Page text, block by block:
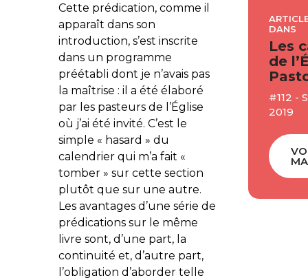
Cette prédication, comme il
apparaît dans son
introduction, s’est inscrite
dans un programme
préétabli dont je n’avais pas
la maîtrise : il a été élaboré
par les pasteurs de l’Église
où j’ai été invité. C’est le
simple « hasard » du
calendrier qui m’a fait «
tomber » sur cette section
plutôt que sur une autre.
Les avantages d’une série de
prédications sur le même
livre sont, d’une part, la
continuité et, d’autre part,
l’obligation d’aborder telle
DANS
Les
de
#112 -
2019